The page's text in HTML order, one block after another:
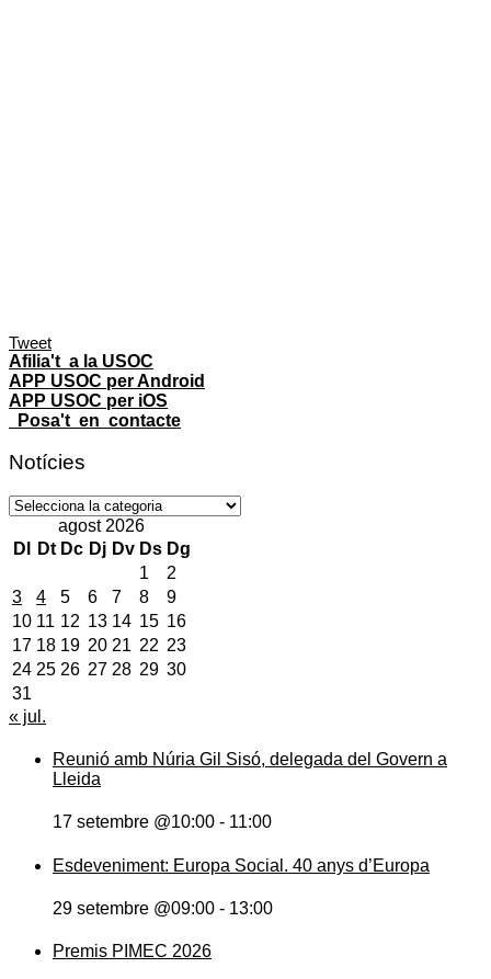
Tweet
Afilia't a la USOC
APP USOC per Android
APP USOC per iOS
Posa't en contacte
Notícies
Notícies
agost 2026
Dl
Dt Dc Dj Dv Ds Dg
1
2
3
4 5 6 7 8
9
10 11 12 13 14 15 16
17 18 19 20 21 22 23
24 25 26 27 28 29 30
31
« jul.
Reunió amb Núria Gil Sisó, delegada del Govern a
Lleida
17 setembre @10:00 - 11:00
Esdeveniment: Europa Social. 40 anys d’Europa
29 setembre @09:00 - 13:00
Premis PIMEC 2026